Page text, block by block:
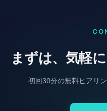
まずは、気軽
初回30分の無料ヒアリ